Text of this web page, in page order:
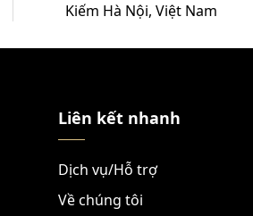
Kiếm Hà Nội, Việt Nam
Liên kết nhanh
Dịch vụ/Hỗ trợ
Về chúng tôi